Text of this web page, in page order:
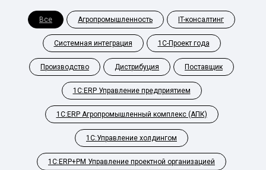
Все Агропромышленность IT-консалтинг
Системная интеграция 1С-Проект года
Производство Дистрибуция Поставщик
1С:ERP Управление предприятием
1С:ERP Агропромышленный комплекс (АПК)
1С:Управление холдингом
1С:ERP+PM Управление проектной организацией